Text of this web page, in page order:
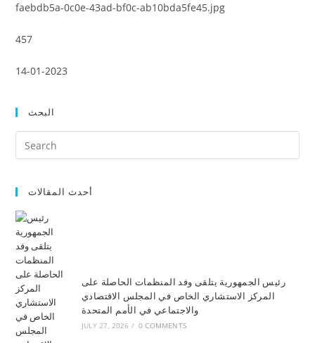
faebdb5a-0c0e-43ad-bf0c-ab10bda5fe45.jpg
457
14-01-2023
البحث
أحدث المقالات
رئيس الجمهورية يتلقى وفد المنظمات الحاصلة على
المركز الاستشاري الخاص في المجلس الاقتصادي
والاجتماعي في الأمم المتحدة
JULY 27, 2026 / 0 COMMENTS